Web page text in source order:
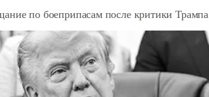
по боеприпасам после критики Трампа